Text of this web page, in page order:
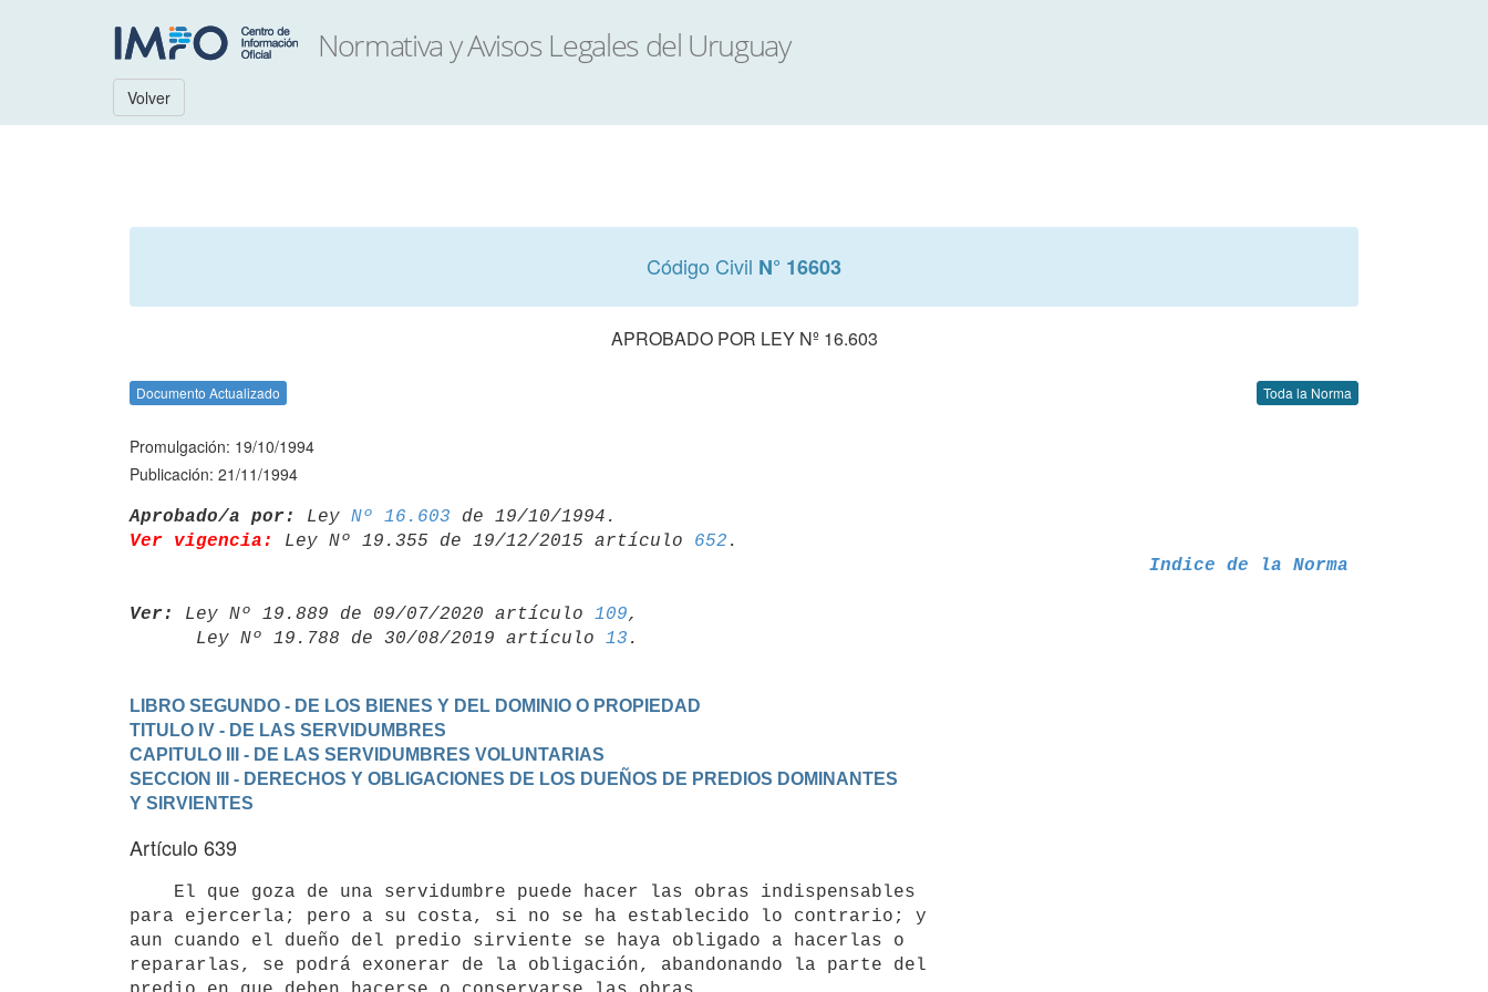
Volver
Código Civil N° 16603
APROBADO POR LEY Nº 16.603
Documento Actualizado Toda la Norma
Promulgación: 19/10/1994
Publicación: 21/11/1994
Aprobado/a por: Ley Nº 16.603
Ver vigencia:
Ley Nº 19.355 de 19/12/2015 artículo 652
Indice de la Norma
Ver: Ley Nº 19.889 de 09/07/2020 artículo 109,
      Ley Nº 19.788 de 30/08/2019 artículo
13
LIBRO SEGUNDO - DE LOS BIENES Y DEL DOMINIO O PROPIEDAD
TITULO IV - DE LAS SERVIDUMBRES
CAPITULO III - DE LAS SERVIDUMBRES VOLUNTARIAS
SECCION III - DERECHOS Y OBLIGACIONES DE LOS DUEÑOS DE PREDIOS DOMINANTES
Y SIRVIENTES
Artículo 639
para ejercerla; pero a su costa, si no se ha establecido lo contrario; y
aun cuando el dueño del predio sirviente se haya obligado a hacerlas o
repararlas, se podrá exonerar de la obligación, abandonando la parte del